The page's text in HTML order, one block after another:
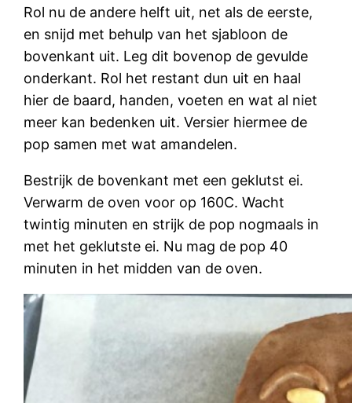
Rol nu de andere helft uit, net als de eerste,
en snijd met behulp van het sjabloon de
bovenkant uit. Leg dit bovenop de gevulde
onderkant. Rol het restant dun uit en haal
hier de baard, handen, voeten en wat al niet
meer kan bedenken uit. Versier hiermee de
pop samen met wat amandelen.
Bestrijk de bovenkant met een geklutst ei.
Verwarm de oven voor op 160C. Wacht
twintig minuten en strijk de pop nogmaals in
met het geklutste ei. Nu mag de pop 40
minuten in het midden van de oven.